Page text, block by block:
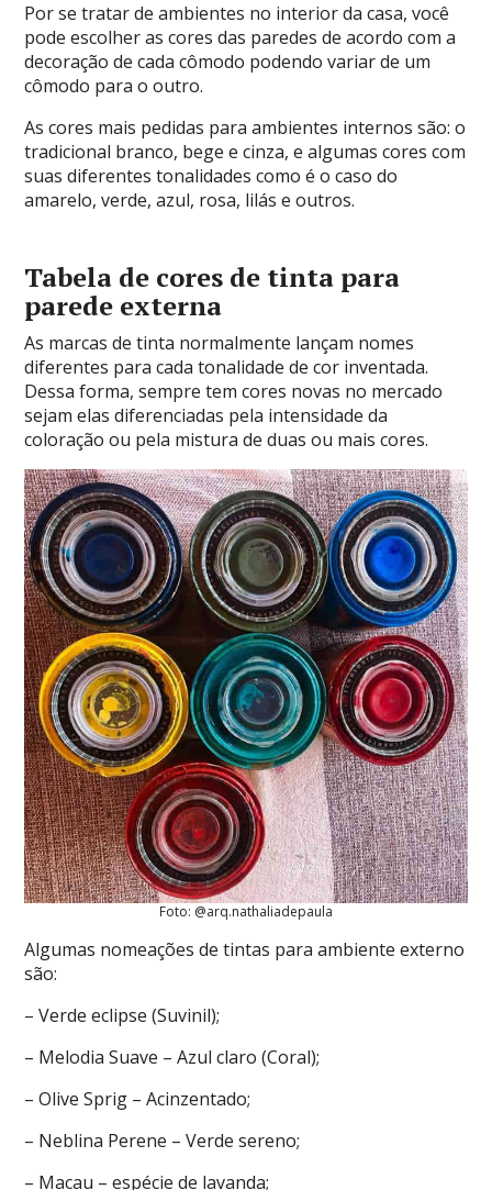
Por se tratar de ambientes no interior da casa, você
pode escolher as cores das paredes de acordo com a
decoração de cada cômodo podendo variar de um
cômodo para o outro.
As cores mais pedidas para ambientes internos são: o
tradicional branco, bege e cinza, e algumas cores com
suas diferentes tonalidades como é o caso do
amarelo, verde, azul, rosa, lilás e outros.
Tabela de cores de tinta para
parede externa
As marcas de tinta normalmente lançam nomes
diferentes para cada tonalidade de cor inventada.
Dessa forma, sempre tem cores novas no mercado
sejam elas diferenciadas pela intensidade da
coloração ou pela mistura de duas ou mais cores.
Foto: @arq.nathaliadepaula
Algumas nomeações de tintas para ambiente externo
são:
– Verde eclipse (Suvinil);
– Melodia Suave – Azul claro (Coral);
– Olive Sprig – Acinzentado;
– Neblina Perene – Verde sereno;
– Macau – espécie de lavanda;